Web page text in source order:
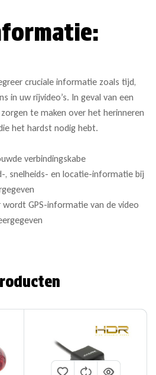
cruciale informatie zoals tijd,
in uw rijvideo’s. In geval van een
te maken over het herinneren
het hardst nodig hebt.
verbindingskabe
, snelheids- en locatie-informatie bij
wordt GPS-informatie van de video